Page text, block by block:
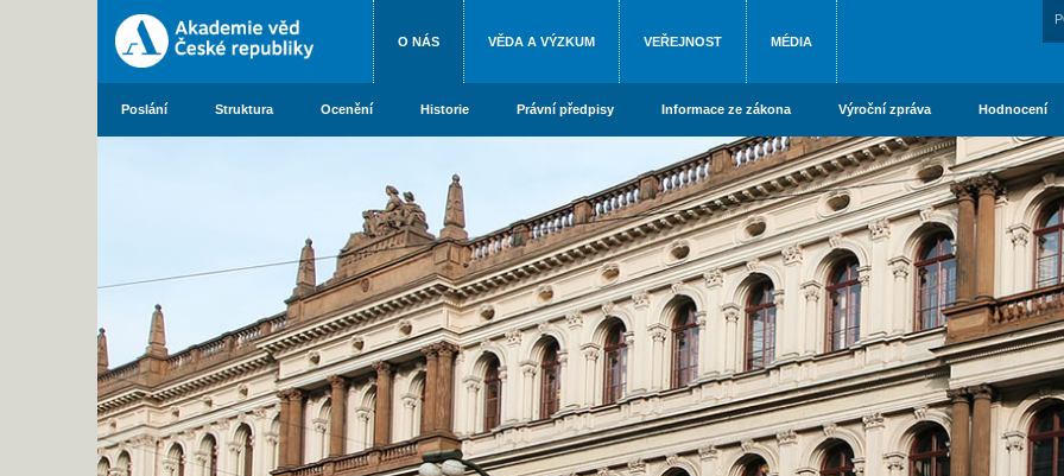
O NÁS VĚDA A VÝZKUM VEŘEJNOST MÉDIA
Poslání Struktura Ocenění Historie Právní předpisy Informace ze zákona Výroční zpráva Hodnocení